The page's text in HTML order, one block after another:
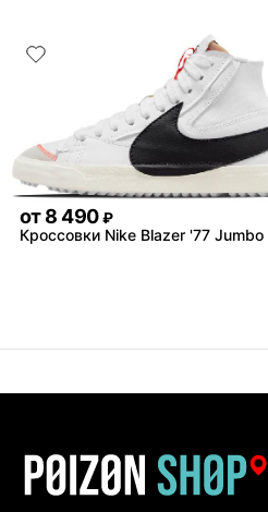
от8 490 ₽
Кроссовки Nike Blazer '77 Jumbo